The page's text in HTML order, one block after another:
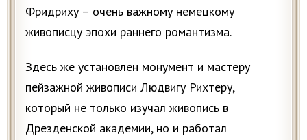
Фридриху – очень важному немецкому
живописцу эпохи раннего романтизма.
Здесь же установлен монумент и мастеру
пейзажной живописи Людвигу Рихтеру,
который не только изучал живопись в
Дрезденской академии, но и работал